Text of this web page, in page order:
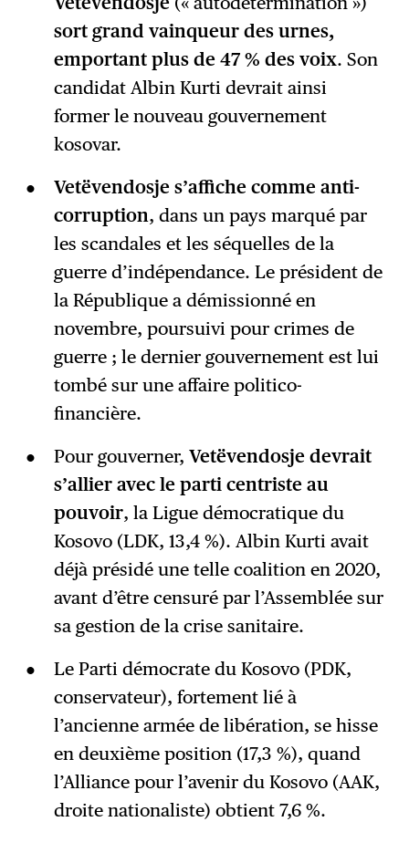
sort grand vainqueur des urnes,
emportant plus de 47 % des voix. Son
candidat Albin Kurti devrait ainsi
former le nouveau gouvernement
kosovar.
Vetëvendosje s’affiche comme anti-
corruption, dans un pays marqué par
les scandales et les séquelles de la
guerre d’indépendance. Le président de
la République a démissionné en
novembre, poursuivi pour crimes de
guerre ; le dernier gouvernement est lui
tombé sur une affaire politico-
financière.
Pour gouverner, Vetëvendosje devrait
s’allier avec le parti centriste au
pouvoir, la Ligue démocratique du
Kosovo (LDK, 13,4 %). Albin Kurti avait
déjà présidé une telle coalition en 2020,
avant d’être censuré par l’Assemblée sur
sa gestion de la crise sanitaire.
Le Parti démocrate du Kosovo (PDK,
conservateur), fortement lié à
l’ancienne armée de libération, se hisse
en deuxième position (17,3 %), quand
l’Alliance pour l’avenir du Kosovo (AAK,
droite nationaliste) obtient 7,6 %.